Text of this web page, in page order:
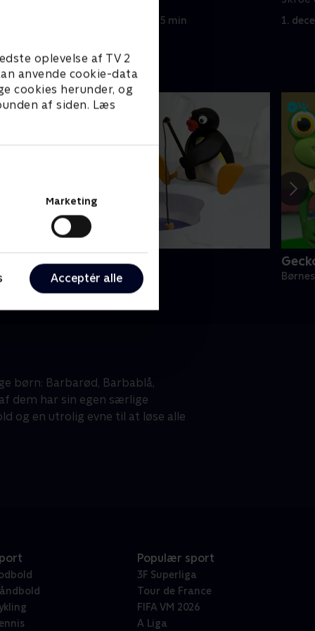
oplevelse af TV 2
anvende cookie-data
cookies herunder, og
af siden. Læs
Marketing
Acceptér alle
1. december 2020 • 5 min 1.
• 6 sæsoner
børn: Barbarød, Barbablå,
dem har sin egen særlige
og en utrolig evne til at løse alle
Populær sport
3F Superliga
Tour de France
FIFA VM 2026
A Liga